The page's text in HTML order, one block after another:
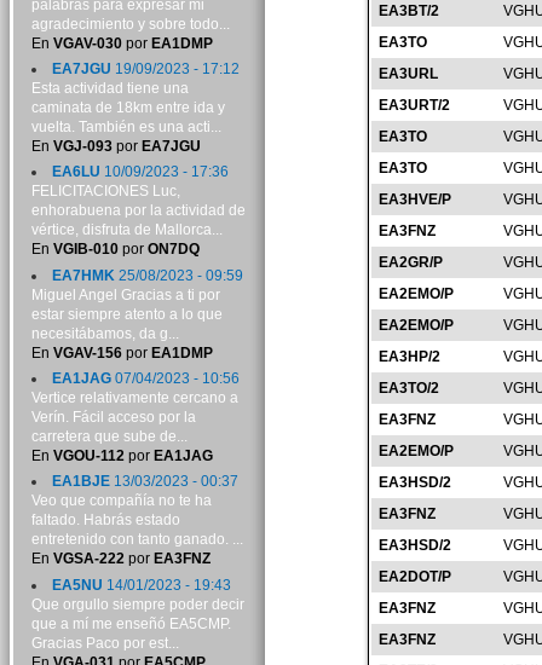
EA3BT/2
EA3TO
EA3URL
EA3URT/2
EA3TO
EA3TO
EA3HVE/P
EA3FNZ
EA2GR/P
EA2EMO/P
EA2EMO/P
EA3HP/2
EA3TO/2
EA3FNZ
EA2EMO/P
EA3HSD/2
EA3FNZ
EA3HSD/2
EA2DOT/P
EA3FNZ
EA3FNZ
palabras para expresar mi
agradecimiento y sobre todo...
En VGAV-030por EA1DMP
EA7JGU 19/09/2023 - 17:12
Esta actividad tiene una
caminata de 18km entre ida y
vuelta. También es una acti...
En VGJ-093por EA7JGU
EA6LU 10/09/2023 - 17:36
FELICITACIONES Luc,
enhorabuena por la actividad de
vértice, disfruta de Mallorca...
En VGIB-010por ON7DQ
EA7HMK 25/08/2023 - 09:59
Miguel Angel Gracias a ti por
estar siempre atento a lo que
necesitábamos, da g...
En VGAV-156por EA1DMP
EA1JAG07/04/2023 - 10:56
Vertice relativamente cercano a
Verín. Fácil acceso por la
carretera que sube de...
En VGOU-112por EA1JAG
EA1BJE13/03/2023 - 00:37
Veo que compañía no te ha
faltado. Habrás estado
entretenido con tanto ganado. ...
En VGSA-222por EA3FNZ
EA5NU 14/01/2023 - 19:43
Que orgullo siempre poder decir
que a mí me enseñó EA5CMP.
Gracias Paco por est...